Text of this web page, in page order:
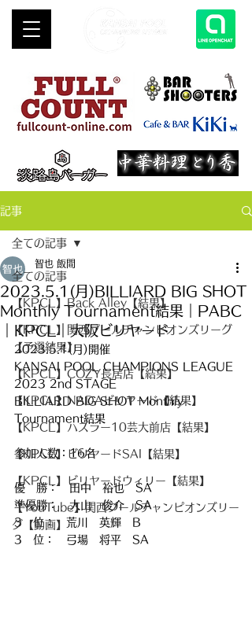
記事
全ての記事
【KPCL】Back Alley【結果】
【KPCL】関西プールチャンピオンズリーグ
【予選結果】
【KPCL】COZY長居店【結果】
【KPCL】NADAビリヤード【結果】
【KPCL】ハスラー10芸大前店【結果】
【KPCL】ビリヤードSAI【結果】
【KPCL】ビリヤードウィリー【結果】
【YouTube】関西プールチャンピオンズリー
グ【動画】
全ての記事
2023.5.1(月)BILLIARD BIG SHOT
Monthly Tournament結果｜PABC
｜KPCL｜大阪ビリヤード
智也 飯間
2023.5.1(月)開催
KANSAI POOL CHAMPIONS LEAGUE
2023 2nd STAGE
BILLIARD BIG SHOT Monthly
Tournament結果
参加人数：16名
優　勝：　田中　裕也　SA
準優勝：　大山　俊介　SA
3　位：　荒川　英輝　B
3　位：　弓場　将平　SA